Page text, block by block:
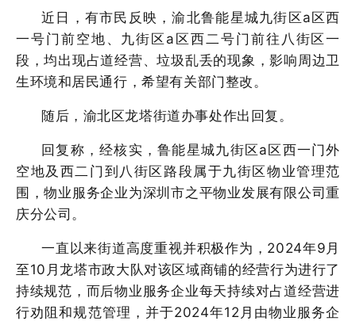
近日，有市民反映，渝北鲁能星城九街区a区西
一号门前空地、九街区a区西二号门前往八街区一
段，均出现占道经营、垃圾乱丢的现象，影响周边卫
生环境和居民通行，希望有关部门整改。
随后，渝北区龙塔街道办事处作出回复。
回复称，经核实，鲁能星城九街区a区西一门外
空地及西二门到八街区路段属于九街区物业管理范
围，物业服务企业为深圳市之平物业发展有限公司重
庆分公司。
一直以来街道高度重视并积极作为， 2024年9月
至10月龙塔市政大队对该区域商铺的经营行为进行了
持续规范，而后物业服务企业每天持续对占道经营进
行劝阻和规范管理，并于2024年12月由物业服务企